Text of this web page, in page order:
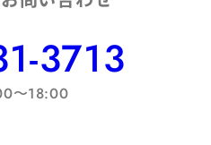
3713
〜18:00